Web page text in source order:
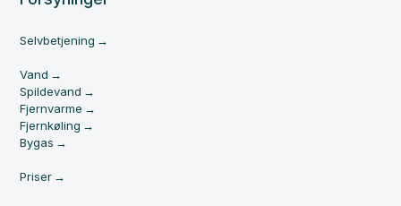
Selvbetjening
Vand
Spildevand
Fjernvarme
Fjernkøling
Bygas
Priser